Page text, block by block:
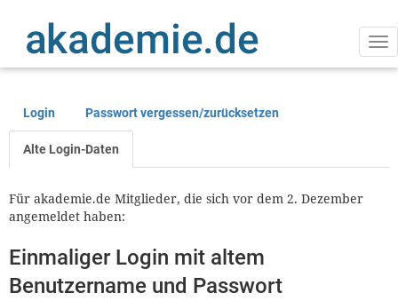
Inhalt
Primäre
Reiter
Login Passwort vergessen/zurücksetzen
Alte Login-Daten
Für akademie.de Mitglieder, die sich vor dem 2. Dezember
angemeldet haben:
Einmaliger Login mit altem
Benutzername und Passwort